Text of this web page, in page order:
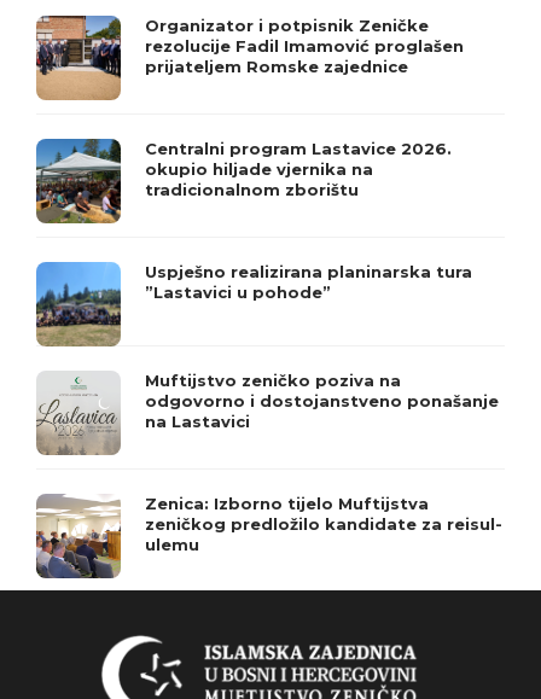
Organizator i potpisnik Zeničke
rezolucije Fadil Imamović proglašen
prijateljem Romske zajednice
Centralni program Lastavice 2026.
okupio hiljade vjernika na
tradicionalnom zborištu
Uspješno realizirana planinarska tura
”Lastavici u pohode”
Muftijstvo zeničko poziva na
odgovorno i dostojanstveno ponašanje
na Lastavici
Zenica: Izborno tijelo Muftijstva
zeničkog predložilo kandidate za reisul-
ulemu